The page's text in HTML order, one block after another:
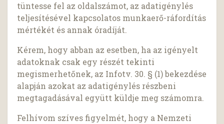
tüntesse fel az oldalszámot, az adatigénylés
teljesítésével kapcsolatos munkaerő-ráfordítás
mértékét és annak óradíját.
Kérem, hogy abban az esetben, ha az igényelt
adatoknak csak egy részét tekinti
megismerhetőnek, az Infotv. 30. § (1) bekezdése
alapján azokat az adatigénylés részbeni
megtagadásával együtt küldje meg számomra.
Felhívom szíves figyelmét, hogy a Nemzeti